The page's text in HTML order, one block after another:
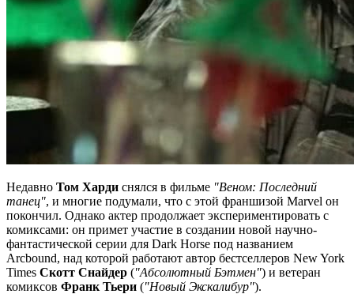
Недавно Том Харди снялся в фильме "Веном: Последний
танец", и многие подумали, что с этой франшизой Marvel он
покончил. Однако актер продолжает экспериментировать с
комиксами: он примет участие в создании новой научно-
фантастической серии для Dark Horse под названием
Arcbound, над которой работают автор бестселлеров New York
Times Скотт Снайдер ("Абсолютный Бэтмен") и ветеран
комиксов Франк Тьери ("Новый Экскалибур").